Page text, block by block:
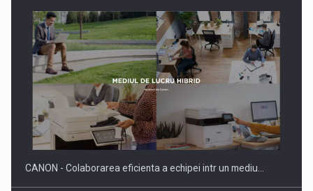
Producatorii si comerciantii care nu se supun noilor
reglementari…
CANON - Colaborarea eficienta a echipei intr un mediu…